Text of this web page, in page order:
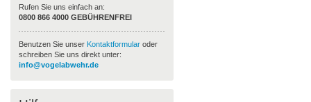
Rufen Sie uns einfach an:
0800 866 4000 GEBÜHRENFREI
Benutzen Sie unser Kontaktformularoder
schreiben Sie uns direkt unter:
info@vogelabwehr.de